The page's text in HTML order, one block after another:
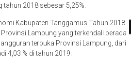
tahun 2018 sebesar 5,25%.
Kabupaten Tanggamus Tahun 2018
Lampung yang terkendali berada
terbuka Provinsi Lampung, dari
4,03 % di tahun 2019.